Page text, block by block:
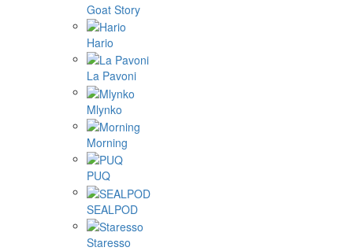
Goat Story
Hario
La Pavoni
Mlynko
Morning
PUQ
SEALPOD
Staresso